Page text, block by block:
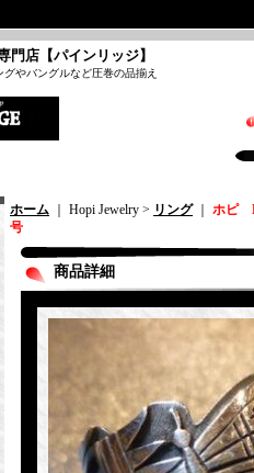
門店【パインリッジ】
やバングルなど圧巻の品揃え
ホーム ｜ Hopi Jewelry > リング｜ ホピ
号
商品詳細